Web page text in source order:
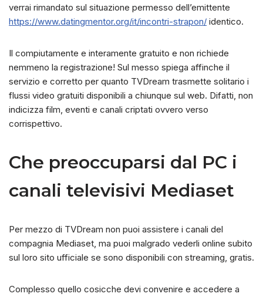
verrai rimandato sul situazione permesso dell’emittente
https://www.datingmentor.org/it/incontri-strapon/ identico.
Il compiutamente e interamente gratuito e non richiede
nemmeno la registrazione! Sul messo spiega affinche il
servizio e corretto per quanto TVDream trasmette solitario i
flussi video gratuiti disponibili a chiunque sul web. Difatti, non
indicizza film, eventi e canali criptati ovvero verso
corrispettivo.
Che preoccuparsi dal PC i
canali televisivi Mediaset
Per mezzo di TVDream non puoi assistere i canali del
compagnia Mediaset, ma puoi malgrado vederli online subito
sul loro sito ufficiale se sono disponibili con streaming, gratis.
Complesso quello cosicche devi convenire e accedere a